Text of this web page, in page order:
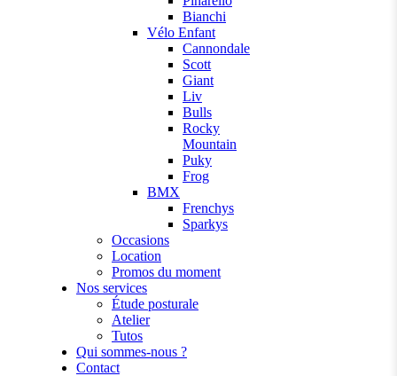
Bianchi
Vélo Enfant
Cannondale
Scott
Giant
Liv
Bulls
Rocky
Mountain
Puky
Frog
BMX
Frenchys
Sparkys
Occasions
Location
Promos du moment
Nos services
Étude posturale
Atelier
Tutos
Qui sommes-nous ?
Contact